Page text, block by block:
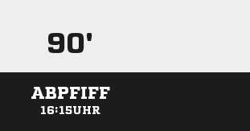
90'
ABPFIFF
16:15UHR